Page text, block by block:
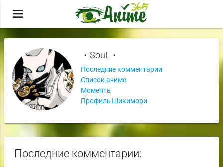
menu
・SouL・
Последние комментарии
Список аниме
Моменты
Профиль Шикимори
Последние комментарии: